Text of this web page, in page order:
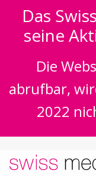
Das
seine
Die
abrufbar,
2022